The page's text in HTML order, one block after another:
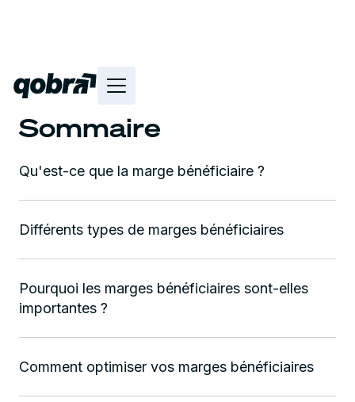
Sommaire
Qu'est-ce que la marge bénéficiaire ?
Différents types de marges bénéficiaires
Pourquoi les marges bénéficiaires sont-elles
importantes ?
Comment optimiser vos marges bénéficiaires